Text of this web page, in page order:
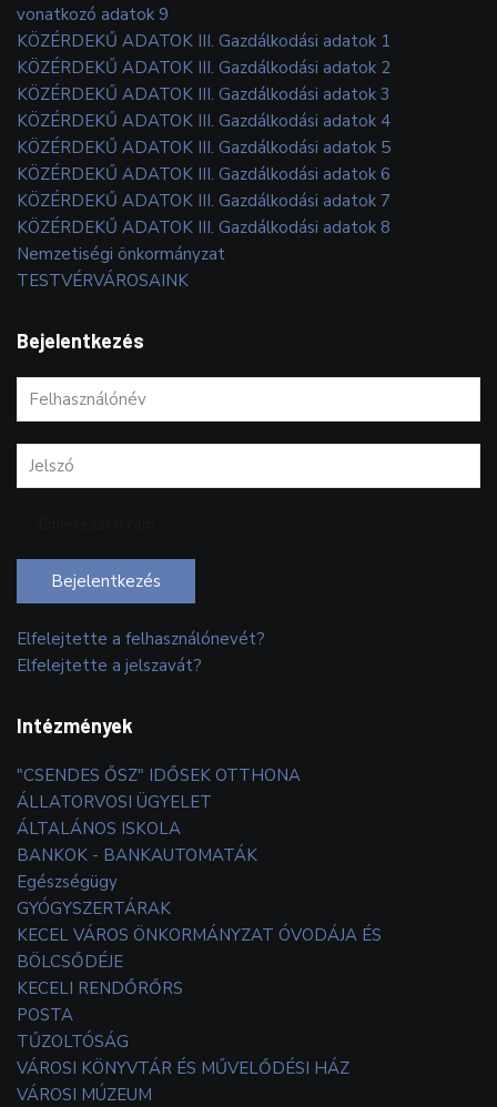
vonatkozó adatok 9
KÖZÉRDEKŰ ADATOK III. Gazdálkodási adatok 1
KÖZÉRDEKŰ ADATOK III. Gazdálkodási adatok 2
KÖZÉRDEKŰ ADATOK III. Gazdálkodási adatok 3
KÖZÉRDEKŰ ADATOK III. Gazdálkodási adatok 4
KÖZÉRDEKŰ ADATOK III. Gazdálkodási adatok 5
KÖZÉRDEKŰ ADATOK III. Gazdálkodási adatok 6
KÖZÉRDEKŰ ADATOK III. Gazdálkodási adatok 7
KÖZÉRDEKŰ ADATOK III. Gazdálkodási adatok 8
Nemzetiségi önkormányzat
TESTVÉRVÁROSAINK
Bejelentkezés
Bejelentkezés
Elfelejtette a felhasználónevét?
Elfelejtette a jelszavát?
Intézmények
"CSENDES ŐSZ" IDŐSEK OTTHONA
ÁLLATORVOSI ÜGYELET
ÁLTALÁNOS ISKOLA
BANKOK - BANKAUTOMATÁK
Egészségügy
GYÓGYSZERTÁRAK
KECEL VÁROS ÖNKORMÁNYZAT ÓVODÁJA ÉS
BÖLCSŐDÉJE
KECELI RENDŐRŐRS
POSTA
TŰZOLTÓSÁG
VÁROSI KÖNYVTÁR ÉS MŰVELŐDÉSI HÁZ
VÁROSI MÚZEUM